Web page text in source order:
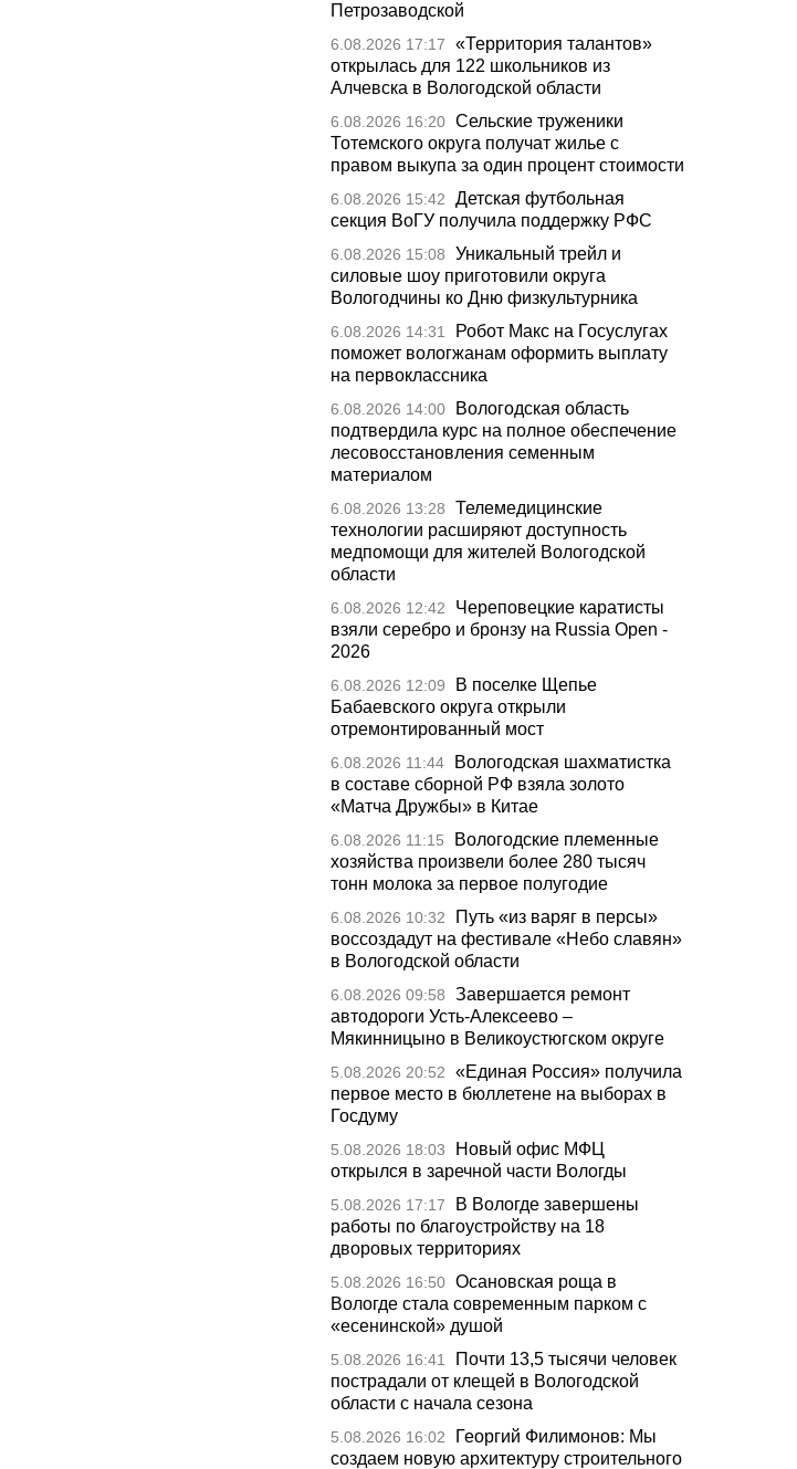
Петрозаводской
6.08.2026 17:17
«Территория талантов»
открылась для 122 школьников из
Алчевска в Вологодской области
6.08.2026 16:20 Сельские труженики
Тотемского округа получат жилье с
правом выкупа за один процент стоимости
6.08.2026 15:42
Детская футбольная
секция ВоГУ получила поддержку РФС
6.08.2026 15:08
Уникальный трейл и
силовые шоу приготовили округа
Вологодчины ко Дню физкультурника
6.08.2026 14:31
Робот Макс на Госуслугах
поможет вологжанам оформить выплату
на первоклассника
6.08.2026 14:00
Вологодская область
подтвердила курс на полное обеспечение
лесовосстановления семенным
материалом
6.08.2026 13:28
Телемедицинские
технологии расширяют доступность
медпомощи для жителей Вологодской
области
6.08.2026 12:42
Череповецкие каратисты
взяли серебро и бронзу на Russia Open -
2026
6.08.2026 12:09
В поселке Щепье
Бабаевского округа открыли
отремонтированный мост
6.08.2026 11:44
Вологодская шахматистка
в составе сборной РФ взяла золото
«Матча Дружбы» в Китае
6.08.2026 11:15
Вологодские племенные
хозяйства произвели более 280 тысяч
тонн молока за первое полугодие
6.08.2026 10:32
Путь «из варяг в персы»
воссоздадут на фестивале «Небо славян»
в Вологодской области
6.08.2026 09:58
Завершается ремонт
автодороги Усть-Алексеево –
Мякинницыно в Великоустюгском округе
5.08.2026 20:52
«Единая Россия» получила
первое место в бюллетене на выборах в
Госдуму
5.08.2026 18:03
Новый офис МФЦ
открылся в заречной части Вологды
5.08.2026 17:17
В Вологде завершены
работы по благоустройству на 18
дворовых территориях
5.08.2026 16:50 Осановская роща в
Вологде стала современным парком с
«есенинской» душой
5.08.2026 16:41
Почти 13,5 тысячи человек
пострадали от клещей в Вологодской
области с начала сезона
5.08.2026 16:02
Георгий Филимонов: Мы
создаем новую архитектуру строительного